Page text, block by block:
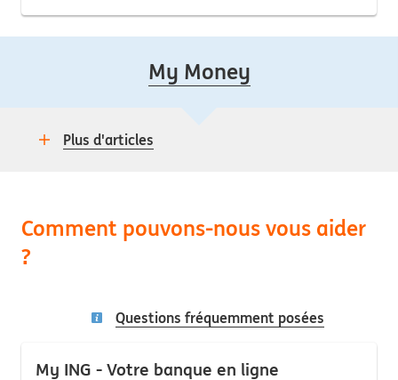
My Money
Plus d'articles
Comment pouvons-nous vous aider
?
Questions fréquemment posées
My ING - Votre banque en ligne